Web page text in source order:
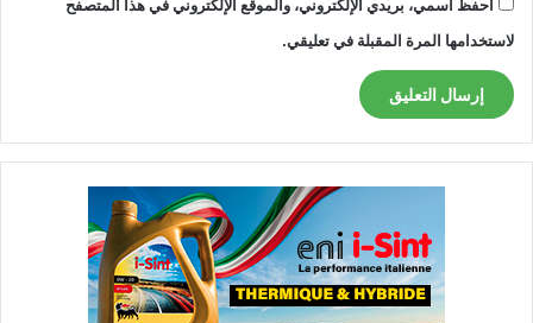
احفظ اسمي، بريدي الإلكتروني، والموقع الإلكتروني في هذا المتصفح
لاستخدامها المرة المقبلة في تعليقي.